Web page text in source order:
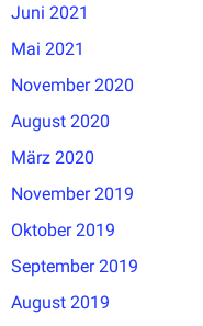
Juni 2021
Mai 2021
November 2020
August 2020
März 2020
November 2019
Oktober 2019
September 2019
August 2019